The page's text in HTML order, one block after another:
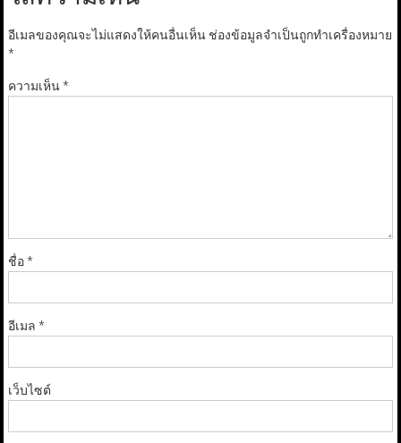
อีเมลของคุณจะไม่แสดงให้คนอื่นเห็น ช่องข้อมูลจำเป็นถูกทำเครื่องหมาย
*
ความเห็น*
ชื่อ*
อีเมล *
เว็บไซต์